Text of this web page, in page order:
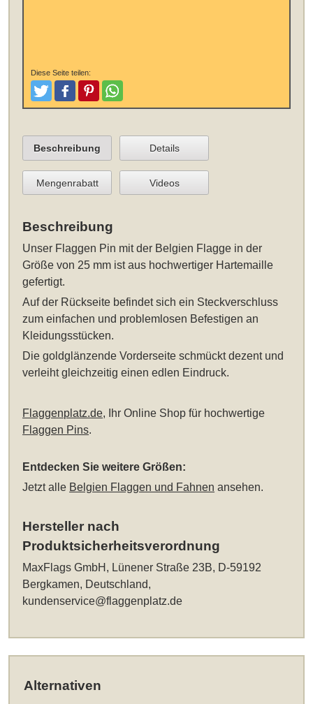
Diese Seite teilen:
TweetenPostenPinterestTeilen
Beschreibung Details
Mengenrabatt Videos
Beschreibung
Unser Flaggen Pin mit der Belgien Flagge in der
Größe von 25 mm ist aus hochwertiger Hartemaille
gefertigt.
Auf der Rückseite befindet sich ein Steckverschluss
zum einfachen und problemlosen Befestigen an
Kleidungsstücken.
Die goldglänzende Vorderseite schmückt dezent und
verleiht gleichzeitig einen edlen Eindruck.
Flaggenplatz.de, Ihr Online Shop für hochwertige
Flaggen Pins.
Entdecken Sie weitere Größen:
Jetzt alle Belgien Flaggen und Fahnen ansehen.
Hersteller nach
Produktsicherheitsverordnung
MaxFlags GmbH, Lünener Straße 23B, D-59192
Bergkamen, Deutschland,
kundenservice@flaggenplatz.de
Alternativen